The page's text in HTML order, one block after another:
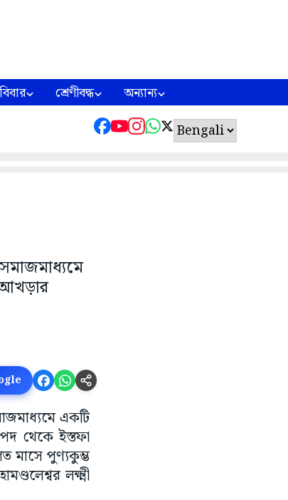
শ্রেণীবদ্ধ অন্যান্য
আখড়ার
একটি
থেকে ইস্তফা
মাসে পুণ্যকুম্ভ
লক্ষ্মী